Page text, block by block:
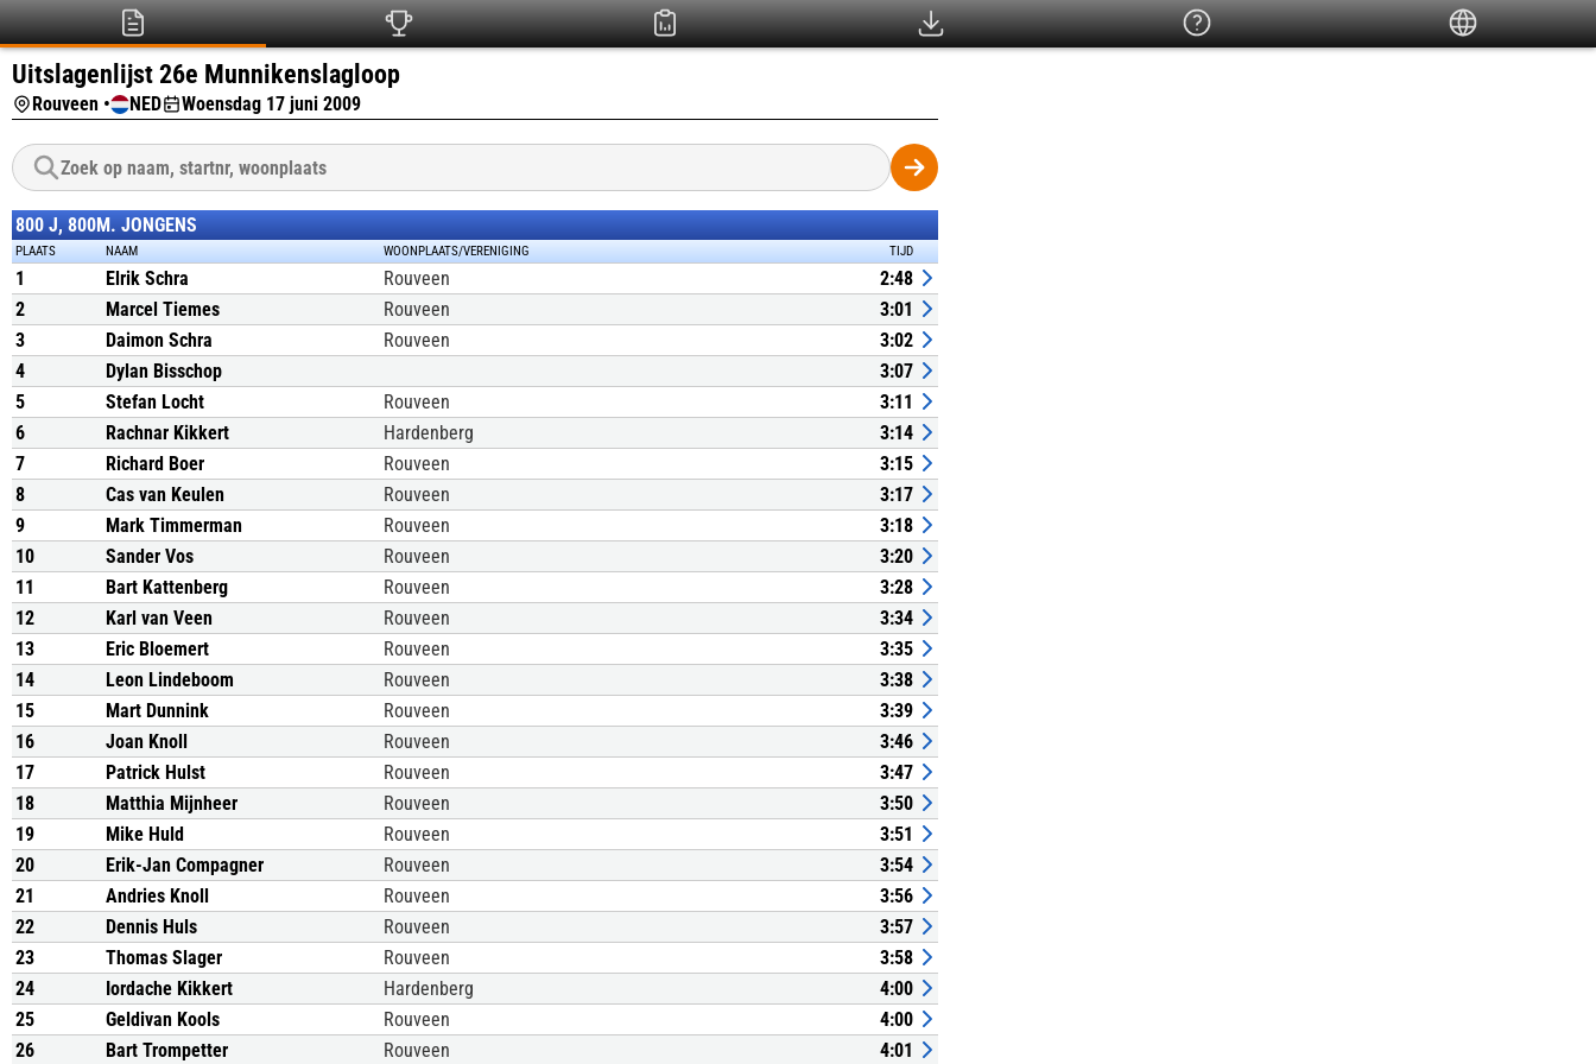
Uitslagenlijst 26e Munnikenslagloop
Rouveen • NED Woensdag 17 juni 2009
800 J, 800M. JONGENS
PLAATS NAAM WOONPLAATS/VERENIGING TIJD
1 Elrik Schra Rouveen
2:48
2
Marcel Tiemes Rouveen
3:01
3
Daimon Schra Rouveen
3:02
4
Dylan Bisschop
3:07
5
Stefan Locht Rouveen
3:11
6
Rachnar Kikkert Hardenberg
3:14
7
Richard Boer Rouveen
3:15
8
Cas van Keulen Rouveen
3:17
9
Mark Timmerman Rouveen
3:18
10
Sander Vos Rouveen
3:20
11
Bart Kattenberg Rouveen
3:28
12
Karl van Veen Rouveen
3:34
13
Eric Bloemert Rouveen
3:35
14
Leon Lindeboom Rouveen
3:38
15
Mart Dunnink Rouveen
3:39
16
Joan Knoll Rouveen
3:46
17
Patrick Hulst Rouveen
3:47
18
Matthia Mijnheer Rouveen
3:50
19
Mike Huld Rouveen
3:51
20
Erik-Jan Compagner Rouveen
3:54
21
Andries Knoll Rouveen
3:56
22
Dennis Huls Rouveen
3:57
23
Thomas Slager Rouveen
3:58
24
Iordache Kikkert Hardenberg
4:00
25
Geldivan Kools Rouveen
4:00
26
Bart Trompetter Rouveen 4:01